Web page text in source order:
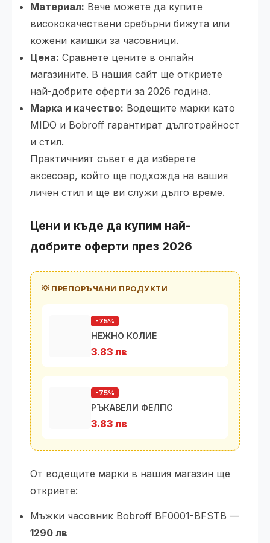
Материал: Вече можете да купите
висококачествени сребърни бижута или
кожени каишки за часовници.
Цена: Сравнете цените в онлайн
магазините. В нашия сайт ще откриете
най-добрите оферти за 2026 година.
Марка и качество: Водещите марки като
MIDO и Bobroff гарантират дълготрайност
и стил.
Практичният съвет е да изберете
аксесоар, който ще подхожда на вашия
личен стил и ще ви служи дълго време.
Цени и къде да купим най-
добрите оферти през 2026
💡 ПРЕПОРЪЧАНИ ПРОДУКТИ
-75%
НЕЖНО КОЛИЕ
3.83 лв
-75%
РЪКАВЕЛИ ФЕЛПС
3.83 лв
От водещите марки в нашия магазин ще
откриете:
Мъжки часовник Bobroff BF0001-BFSTB —
1290 лв